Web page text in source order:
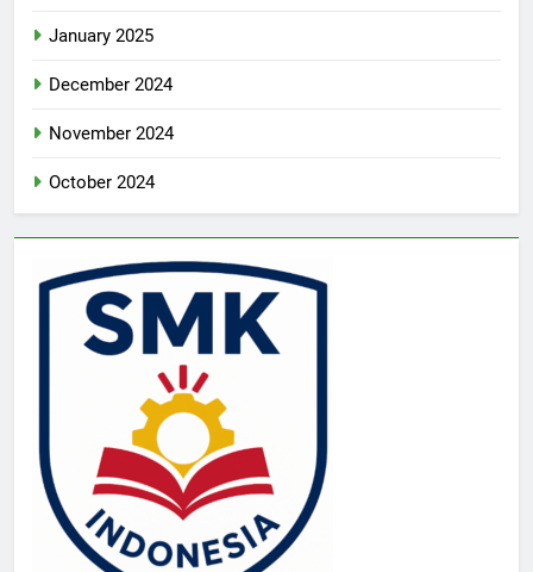
January 2025
December 2024
November 2024
October 2024